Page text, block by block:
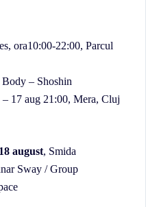
ora10:00-22:00, Parcul
– Shoshin
17 aug 21:00, Mera, Cluj
august, Smida
Sway / Group